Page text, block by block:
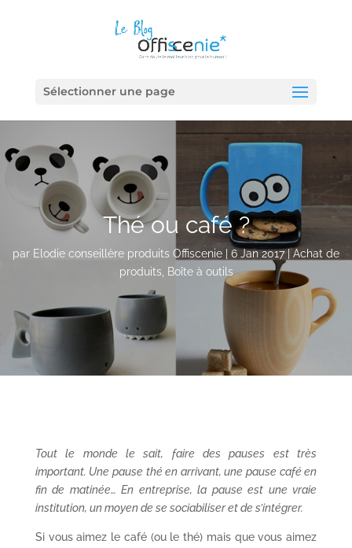
Sélectionner une page
Thé ou café ?
par Elodie conseillère produits Offiscenie 6 Jan 2017|Achat de
produits
Boîte à outils
Tout le monde le sait, faire des pauses est très
important. Une pause thé en arrivant, une pause café en
fin de matinée… En entreprise, la pause est une vraie
institution, un moyen de se sociabiliser et de s’intégrer.
Si vous aimez le café (ou le thé) mais que vous aimez